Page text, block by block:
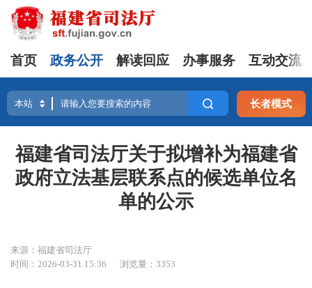
首页 政务公开 解读回应 办事服务 互动交流
长者模式
福建省司法厅关于拟增补为福建省
政府立法基层联系点的候选单位名
单的公示
来源：福建省司法厅
时间：2026-03-31 15:36
浏览量：3353